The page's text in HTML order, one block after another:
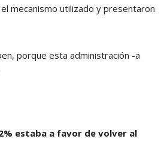
mecanismo utilizado y presentaron
porque esta administración -a
estaba a favor de volver al